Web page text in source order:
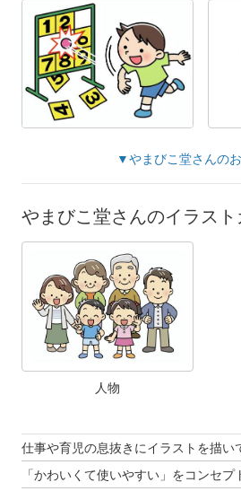
▼やまびこ堂さんの
やまびこ堂さんのイラス
人物
仕事や育児の息抜きにイラストを描い
「かわいくて使いやすい」をコンセプ